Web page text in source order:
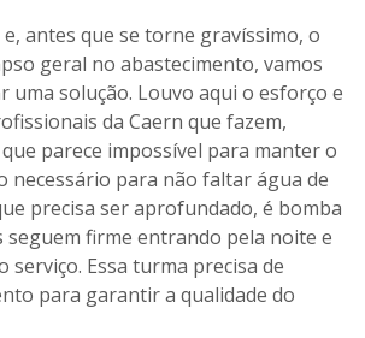
antes que se torne gravíssimo, o
geral no abastecimento, vamos
uma solução. Louvo aqui o esforço e
da Caern que fazem,
parece impossível para manter o
necessário para não faltar água de
precisa ser aprofundado, é bomba
seguem firme entrando pela noite e
serviço. Essa turma precisa de
para garantir a qualidade do